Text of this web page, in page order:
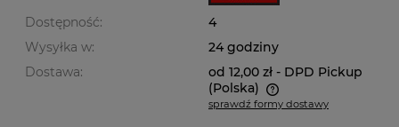
Dostępność:
4
Wysyłka w:
24 godziny
Dostawa:
od 12,00 zł - DPD Pickup
(Polska)
Cena nie zawiera ewentualnych kosztów płatności
sprawdź formy dostawy